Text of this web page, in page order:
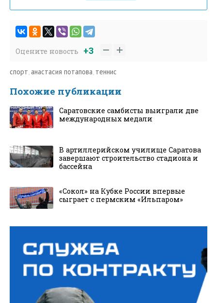
Оцените новость +3
спорт, анастасия потапова, теннис
Похожие публикации
Саратовские самбисты выиграли две
международных медали
В артиллерийском училище Саратова
завершают строительство стадиона и
бассейна
«Сокол» на Кубке России впервые
сыграет с пермским «Ильпаром»